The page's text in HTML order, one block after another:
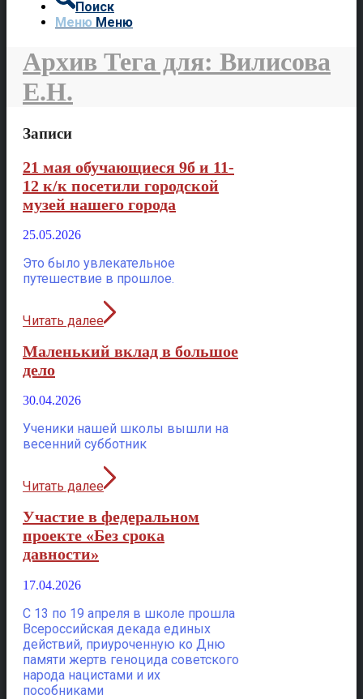
Поиск
Меню Меню
Архив Тега для: Вилисова
Е.Н.
Записи
21 мая обучающиеся 9б и 11-
12 к/к посетили городской
музей нашего города
25.05.2026
Это было увлекательное
путешествие в прошлое.
Читать далее
Маленький вклад в большое
дело
30.04.2026
Ученики нашей школы вышли на
весенний субботник
Читать далее
Участие в федеральном
проекте «Без срока
давности»
17.04.2026
С 13 по 19 апреля в школе прошла
Всероссийская декада единых
действий, приуроченную ко Дню
памяти жертв геноцида советского
народа нацистами и их
пособниками